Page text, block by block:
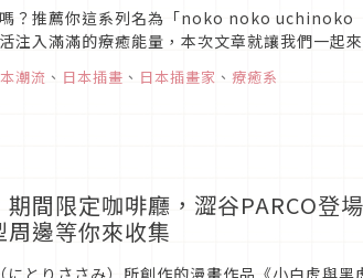
？推薦你這系列名為「noko noko uchinoko
注入滿滿的療癒能量，本次文章就讓我們一起
潮流 、 日本插畫 、 日本插畫家 、 療癒系
期間限定咖啡廳，澀谷PARCO登
邊等你來收集
とりささみ）所創作的漫畫作品《小白虎與黑